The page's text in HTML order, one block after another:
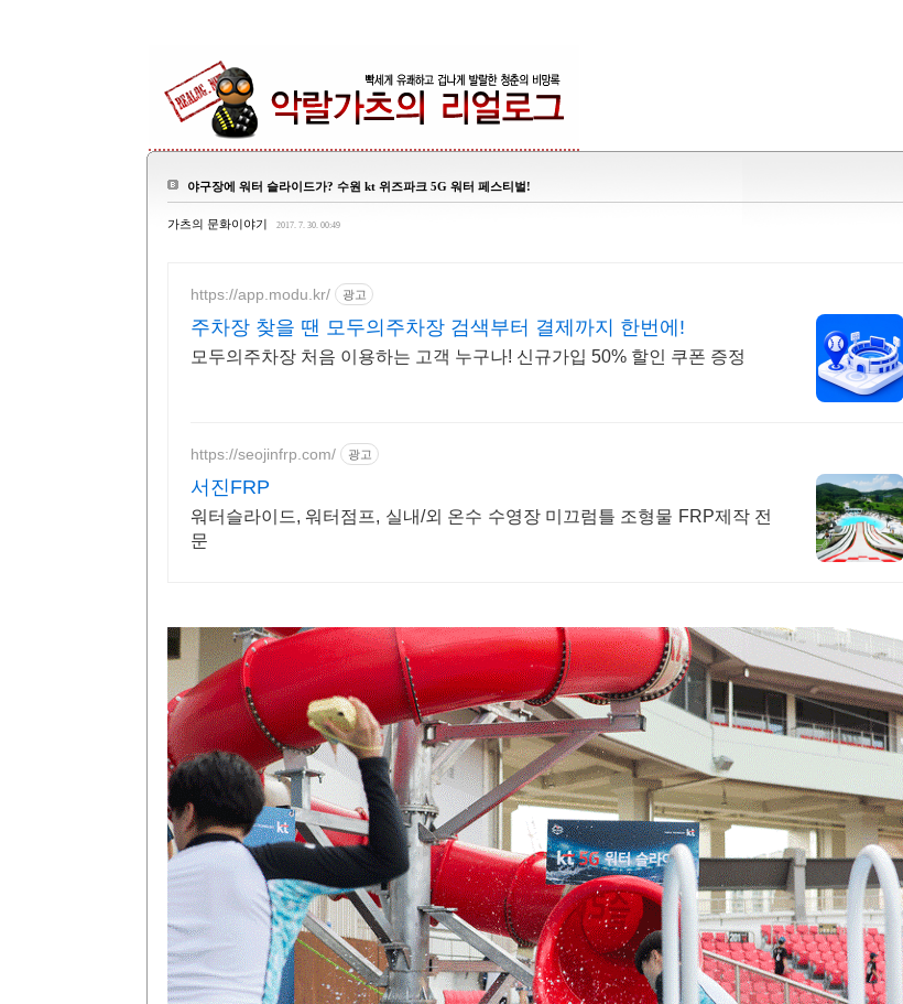
야구장에 워터 슬라이드가? 수원 kt 위즈파크 5G 워터 페스티벌!
가츠의 문화이야기 2017. 7. 30. 00:49
https://app.modu.kr/ 광고
주차장 찾을 땐 모두의주차장 검색부터 결제까지 한번에!
모두의주차장 처음 이용하는 고객 누구나! 신규가입 50% 할인 쿠폰 증정
https://seojinfrp.com/ 광고
서진FRP
워터슬라이드, 워터점프, 실내/외 온수 수영장 미끄럼틀 조형물 FRP제작 전
문